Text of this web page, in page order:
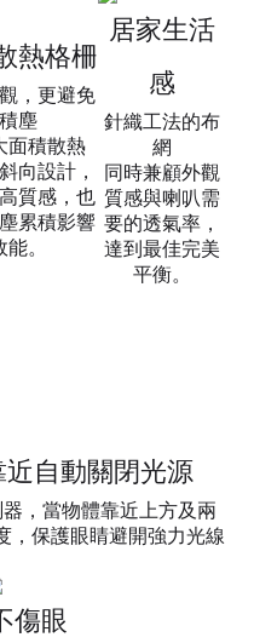
熱格柵
，更避免
積塵
面積散熱
向設計，
質感，也
累積影響
能。​
居家生活
感
針織工法的布
網
同時兼顧外觀
質感與喇叭需
要的透氣率，
達到最佳完美
平衡。​
自動關閉光源​
，當物體靠近上方及兩
，保護眼睛避開強力光線
傷眼